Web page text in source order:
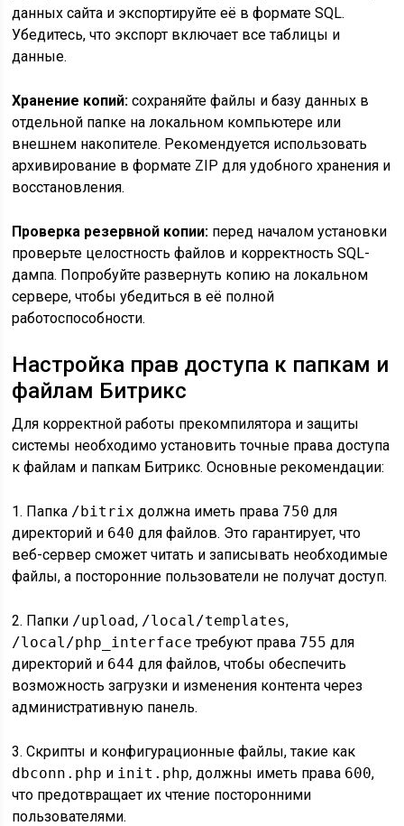
данных сайта и экспортируйте её в формате SQL.
Убедитесь, что экспорт включает все таблицы и
данные.
Хранение копий: сохраняйте файлы и базу данных в
отдельной папке на локальном компьютере или
внешнем накопителе. Рекомендуется использовать
архивирование в формате ZIP для удобного хранения и
восстановления.
Проверка резервной копии: перед началом установки
проверьте целостность файлов и корректность SQL-
дампа. Попробуйте развернуть копию на локальном
сервере, чтобы убедиться в её полной
работоспособности.
Настройка прав доступа к папкам и
файлам Битрикс
Для корректной работы прекомпилятора и защиты
системы необходимо установить точные права доступа
к файлам и папкам Битрикс. Основные рекомендации:
1. Папка /bitrix должна иметь права 750 для
директорий и 640 для файлов. Это гарантирует, что
веб-сервер сможет читать и записывать необходимые
файлы, а посторонние пользователи не получат доступ.
2. Папки /upload, /local/templates,
/local/php_interface требуют права 755 для
директорий и 644 для файлов, чтобы обеспечить
возможность загрузки и изменения контента через
административную панель.
3. Скрипты и конфигурационные файлы, такие как
dbconn.php и init.php, должны иметь права 600,
что предотвращает их чтение посторонними
пользователями.